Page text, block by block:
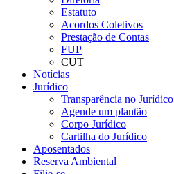
Estatuto
Acordos Coletivos
Prestação de Contas
FUP
CUT
Notícias
Jurídico
Transparência no Jurídico
Agende um plantão
Corpo Jurídico
Cartilha do Jurídico
Aposentados
Reserva Ambiental